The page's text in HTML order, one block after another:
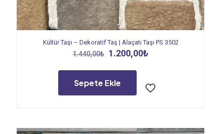
Kültür Taşı – Dekoratif Taş | Alaçatı Taşı PS 3502
1.440,00₺ Orijinal
1.440,00₺.
1.200,00₺
Sepete Ekle